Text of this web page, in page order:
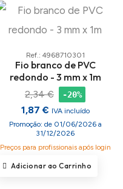
Ref.: 4968710301
Fio branco de PVC
redondo - 3 mm x 1m
2,34 € -20%
1,87 € IVA incluído
Promoção: de 01/06/2026 a
31/12/2026
Preços para profissionais após login
Adicionar ao Carrinho